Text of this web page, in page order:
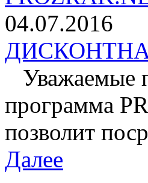
04.07.2016
Уважаемые
программа
позволит
Далее